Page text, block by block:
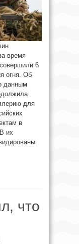
время
6
огня. Об
данным
для
в
их
что